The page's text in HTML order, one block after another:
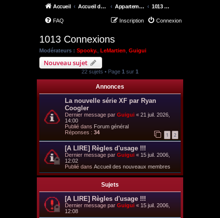
Accueil Accueil du forum Appartement 42 1013 Connexions
FAQ Connexion
Inscription
1013 Connexions
Modérateurs : Spooky. LeMartien Guigui
Nouveau sujet
22 sujets • Page 1 sur 1
Annonces
La nouvelle série XF par Ryan
Coogler
Dernier message par Guigui « 21 juil. 2026,
14:00
Publié dans Forum général
Réponses : 34 1 2
[A LIRE] Règles d'usage !!!
Dernier message par Guigui « 15 juil. 2006,
12:02
Publié dans Accueil des nouveaux membres
Sujets
[A LIRE] Règles d'usage !!!
Dernier message par Guigui « 15 juil. 2006,
12:08